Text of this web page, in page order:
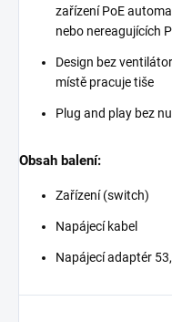
zařízení PoE
nebo nereagujících
Design bez
místě pracuje tiše
Plug and play bez
Obsah balení:
Zařízení (switch)
Napájecí kabel
Napájecí adaptér